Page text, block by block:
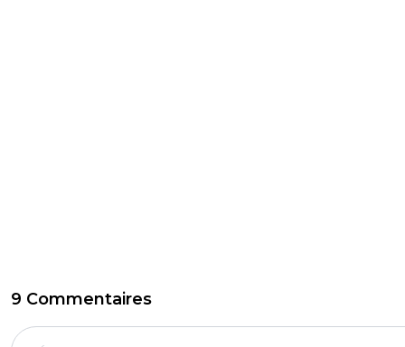
9 Commentaires